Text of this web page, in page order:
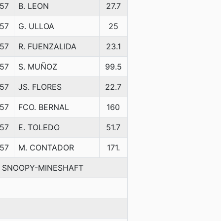
57 B. LEON 27.7
57 G. ULLOA 25
57 R. FUENZALIDA 23.1
57 S. MUÑOZ 99.5
57 JS. FLORES 22.7
57 FCO. BERNAL 160
57 E. TOLEDO 51.7
57 M. CONTADOR 171.
MINESHAFT